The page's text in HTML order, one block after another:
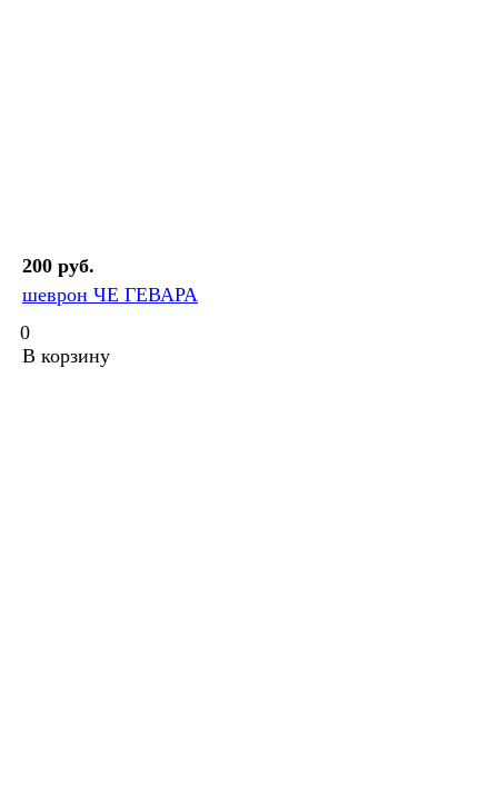
200 руб.
шеврон ЧЕ ГЕВАРА
0
В корзину